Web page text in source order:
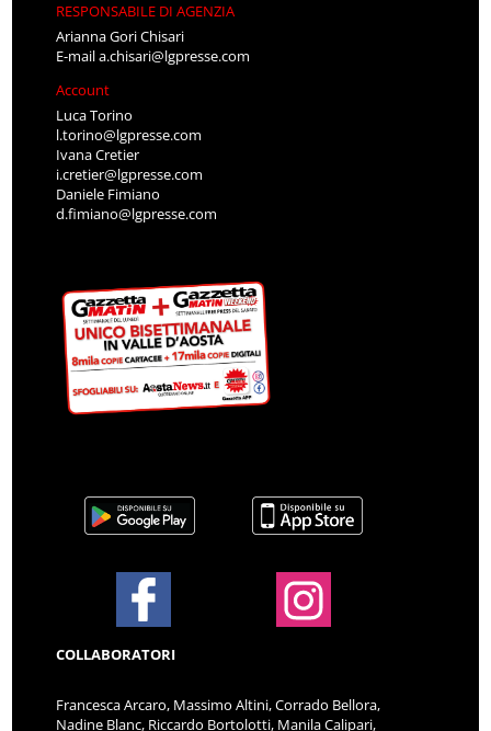
RESPONSABILE DI AGENZIA
Arianna Gori Chisari
E-maila.chisari@lgpresse.com
Account
Luca Torino
l.torino@lgpresse.com
Ivana Cretier
i.cretier@lgpresse.com
Daniele Fimiano
d.fimiano@lgpresse.com
COLLABORATORI
Francesca Arcaro, Massimo Altini, Corrado Bellora,
Nadine Blanc, Riccardo Bortolotti, Manila Calipari,